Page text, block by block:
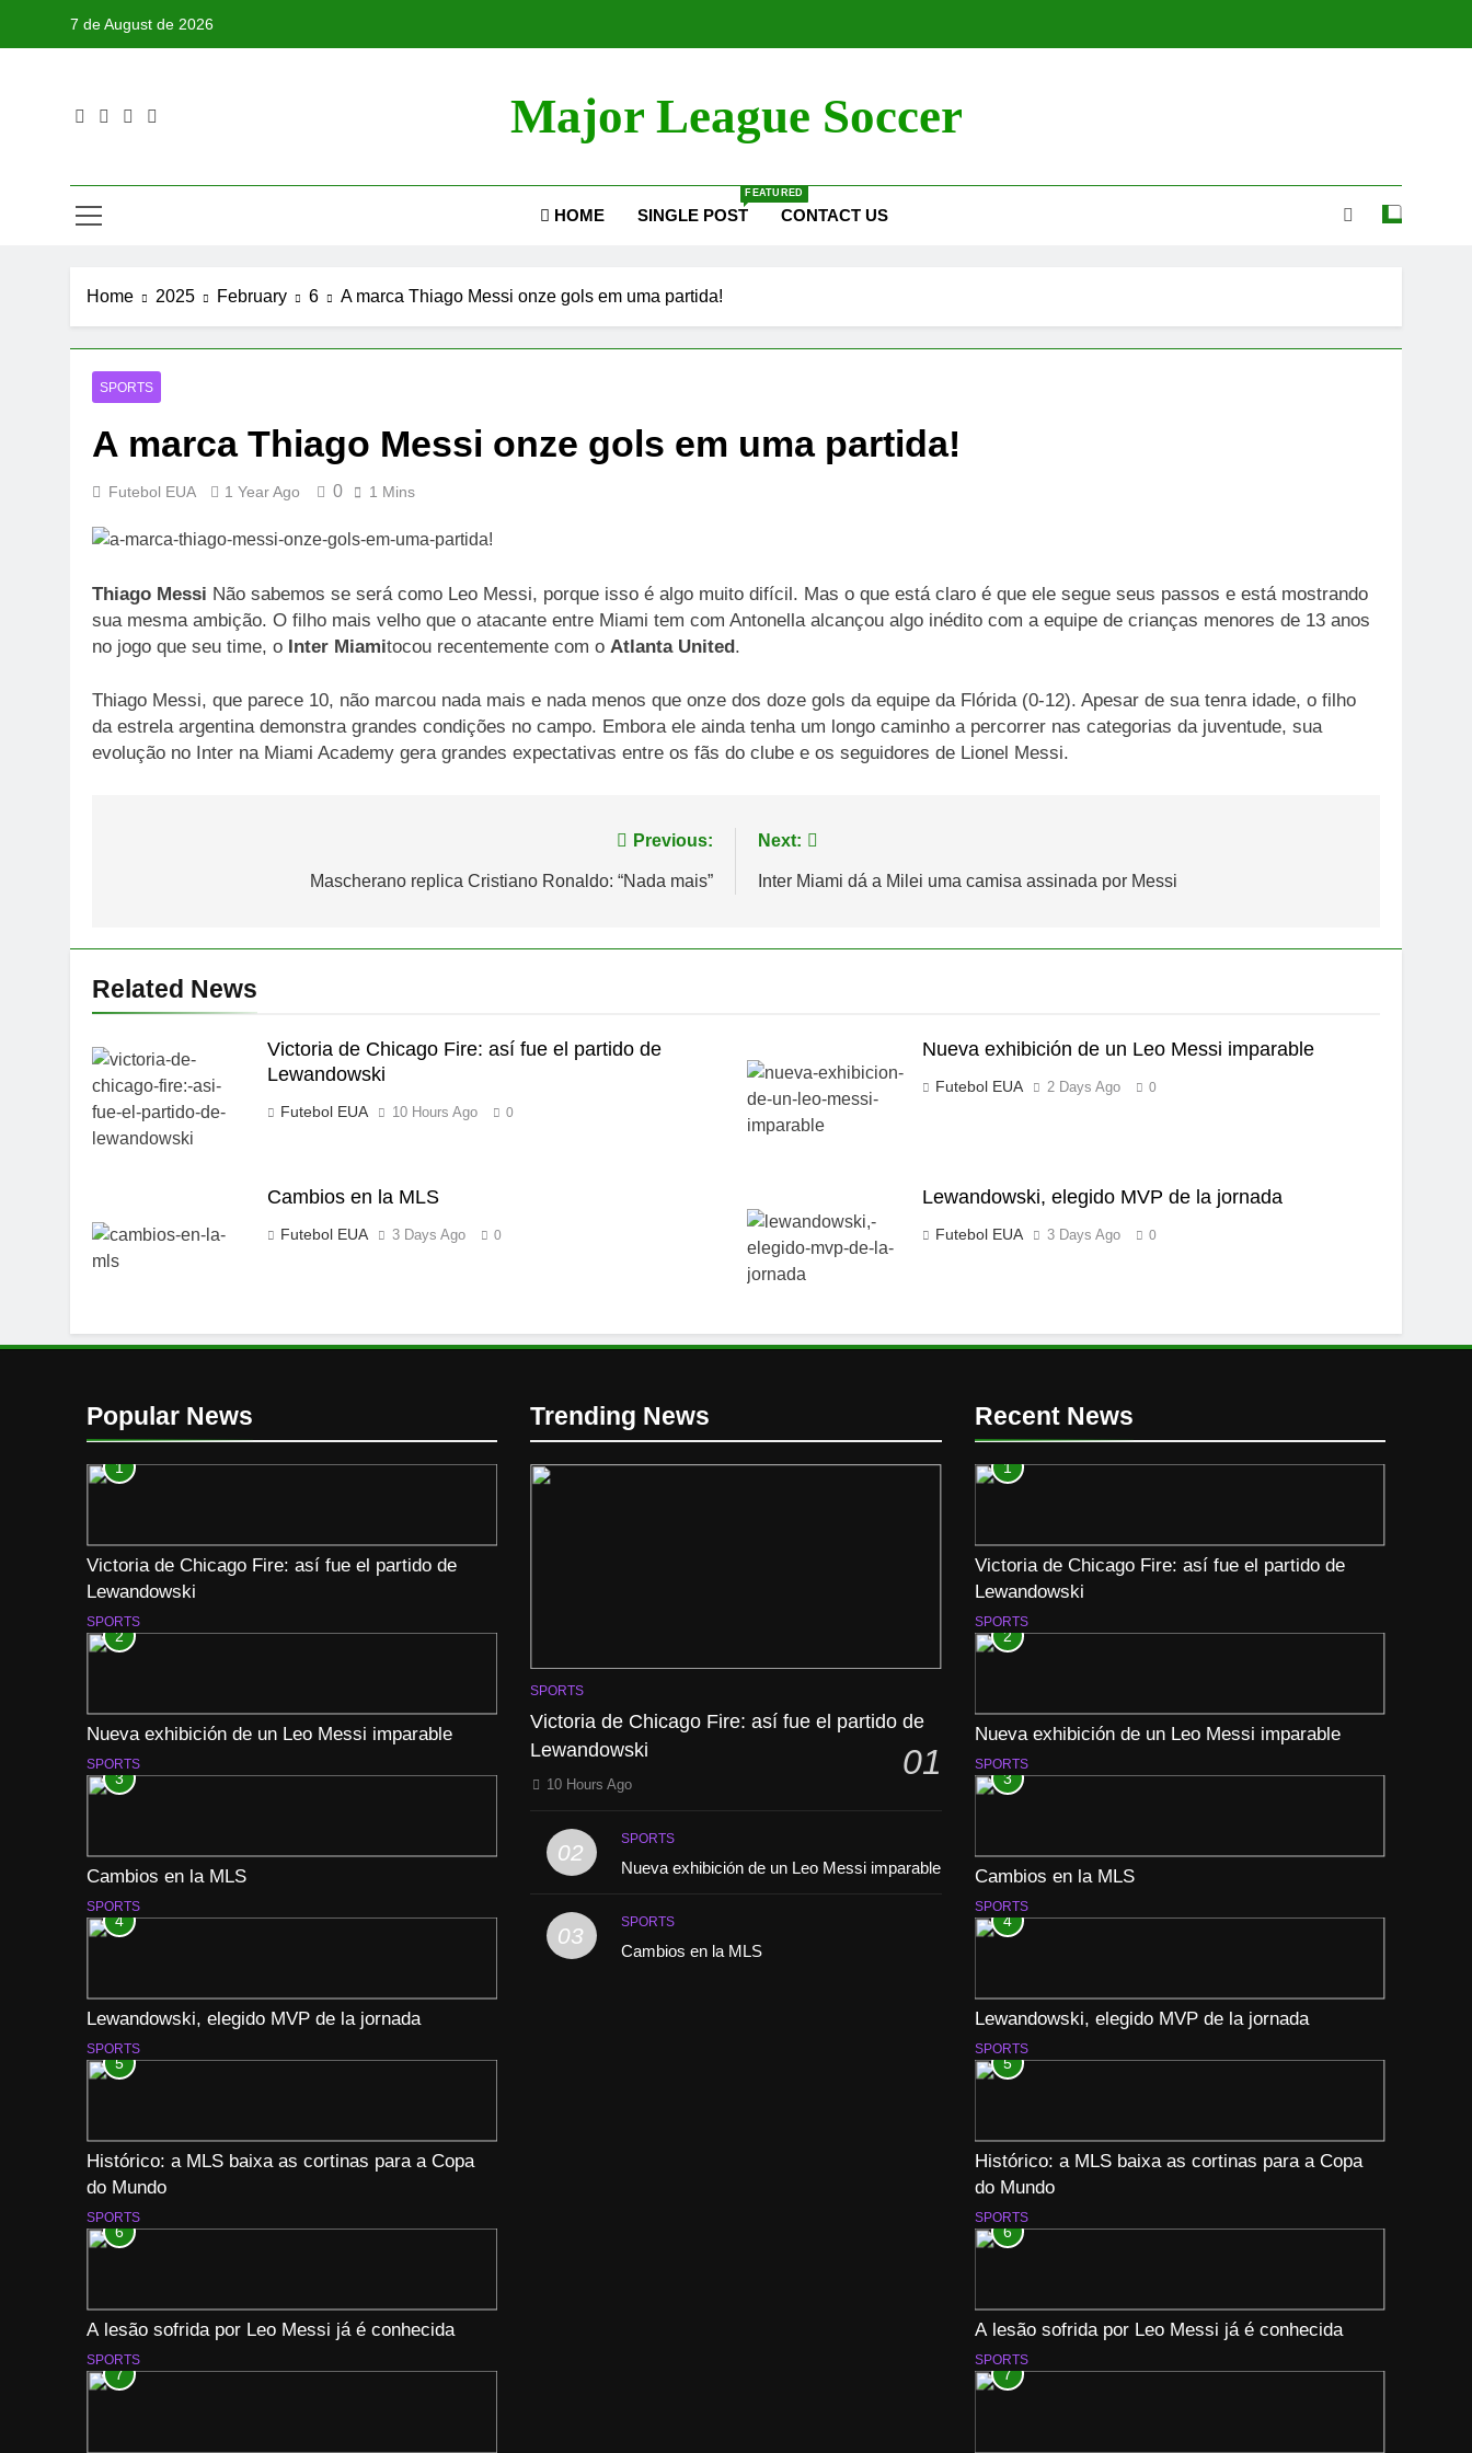
7 de August de 2026
Major League Soccer
HOME SINGLE POST
FEATURED
CONTACT US
Home 2025 February 6 A marca Thiago Messi onze gols em uma partida!
SPORTS
A marca Thiago Messi onze gols em uma partida!
Futebol EUA 1 Year Ago 0 1 Mins
Thiago Messi Não sabemos se será como Leo Messi, porque isso é algo muito difícil. Mas o que está claro é que ele segue seus passos e está mostrando
sua mesma ambição. O filho mais velho que o atacante entre Miami tem com Antonella alcançou algo inédito com a equipe de crianças menores de 13 anos
no jogo que seu time, o Inter Miamitocou recentemente com o Atlanta United.
Thiago Messi, que parece 10, não marcou nada mais e nada menos que onze dos doze gols da equipe da Flórida (0-12). Apesar de sua tenra idade, o filho
da estrela argentina demonstra grandes condições no campo. Embora ele ainda tenha um longo caminho a percorrer nas categorias da juventude, sua
evolução no Inter na Miami Academy gera grandes expectativas entre os fãs do clube e os seguidores de Lionel Messi.
Previous:
Mascherano replica Cristiano Ronaldo: “Nada mais”
Next:
Inter Miami dá a Milei uma camisa assinada por Messi
Related News
Victoria de Chicago Fire: así fue el partido de
Lewandowski
Futebol EUA 10 Hours Ago 0
Nueva exhibición de un Leo Messi imparable
Futebol EUA 2 Days Ago 0
Cambios en la MLS
Futebol EUA 3 Days Ago 0
Lewandowski, elegido MVP de la jornada
Futebol EUA 3 Days Ago 0
Popular News
1
Victoria de Chicago Fire: así fue el partido de
Lewandowski
SPORTS
2
Nueva exhibición de un Leo Messi imparable
SPORTS
3
Cambios en la MLS
SPORTS
4
Lewandowski, elegido MVP de la jornada
SPORTS
5
Histórico: a MLS baixa as cortinas para a Copa
do Mundo
SPORTS
6
A lesão sofrida por Leo Messi já é conhecida
SPORTS
7
Trending News
SPORTS
Victoria de Chicago Fire: así fue el partido de
Lewandowski
01
10 Hours Ago
02
SPORTS
Nueva exhibición de un Leo Messi imparable
03
SPORTS
Cambios en la MLS
Recent News
1
Victoria de Chicago Fire: así fue el partido de
Lewandowski
SPORTS
2
Nueva exhibición de un Leo Messi imparable
SPORTS
3
Cambios en la MLS
SPORTS
4
Lewandowski, elegido MVP de la jornada
SPORTS
5
Histórico: a MLS baixa as cortinas para a Copa
do Mundo
SPORTS
6
A lesão sofrida por Leo Messi já é conhecida
SPORTS
7